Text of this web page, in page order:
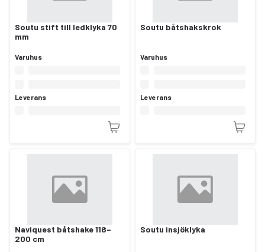
Soutu stift till ledklyka 70
mm
Varuhus
Leverans
Soutu båtshakskrok
Varuhus
Leverans
Naviquest båtshake 118–
200 cm
Soutu insjöklyka